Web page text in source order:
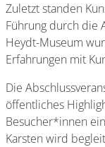
Zuletzt standen
Führung durch die
Heydt-Museum
Erfahrungen mit
Die
öffentliches
Besucher*innen
Karsten wird